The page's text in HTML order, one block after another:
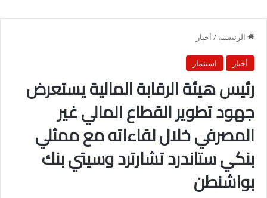
الرئيسية / أخبار
أخبار استثمار
رئيس هيئة الرقابة المالية يستعرض
جهود تطوير القطاع المالي غير
المصرفي خلال لقاءاته مع ممثلي
بنكي ستاندرد تشارترد وسيتي بنك
بواشنطن